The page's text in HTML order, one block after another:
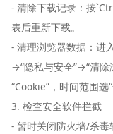
- 清除下载记录：按
表后重新下载。
- 清理浏览器数据：进
→“隐私与安全”→“清除
“Cookie”，时间范围选“
3. 检查安全软件拦截
- 暂时关闭防火墙/杀